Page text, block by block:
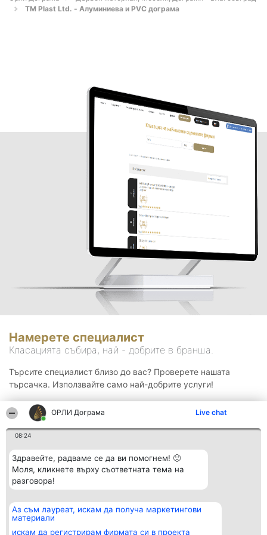
ОРЛИ Дограма Live chat
08:24
Здравейте, радваме се да ви помогнем! 🙂
Моля, кликнете върху съответната тема на
разговора!
Аз съм лауреат, искам да получа маркетингови
материали
искам да регистрирам фирмата си в проекта
TM Plast Ltd. - Алуминиева и PVC дограма
Намерете специалист
Класацията събира, най - добрите в бранша.
Търсите специалист близо до вас? Проверете нашата
търсачка. Използвайте само най-добрите услуги!
Организатор на
класиране
Класация Контакти